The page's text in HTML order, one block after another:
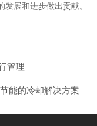
展和进步做出贡献。
管理
能的冷却解决方案